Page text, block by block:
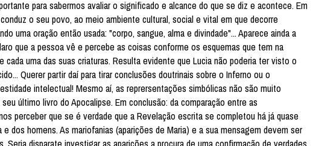
para sabermos avaliar o significado e alcance do que se diz e acontece. Em
o seu povo, ao meio ambiente cultural, social e vital em que decorre
uma oração então usada: "corpo, sangue, alma e divindade"... Aparece ainda a
que a pessoa vê e percebe as coisas conforme os esquemas que tem na
uma das suas criaturas. Resulta evidente que Lucia não poderia ter visto o
Querer partir daí para tirar conclusões doutrinais sobre o Inferno ou o
intelectual! Mesmo aí, as reprersentações simbólicas não são muito
último livro do Apocalipse. Em conclusão: da comparação entre as
perceber que se é verdade que a Revelação escrita se completou há já quase
dos homens. As mariofanias (aparições de Maria) e a sua mensagem devem ser